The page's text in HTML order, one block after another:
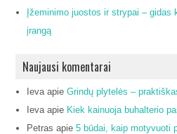
Įžeminimo juostos ir strypai – gidas
įrangą
Naujausi komentarai
IevaapieGrindų plytelės –
Ievaapie Kiek kainuoja buhalterio
Petras apie5 būdai, kaip motyvuoti